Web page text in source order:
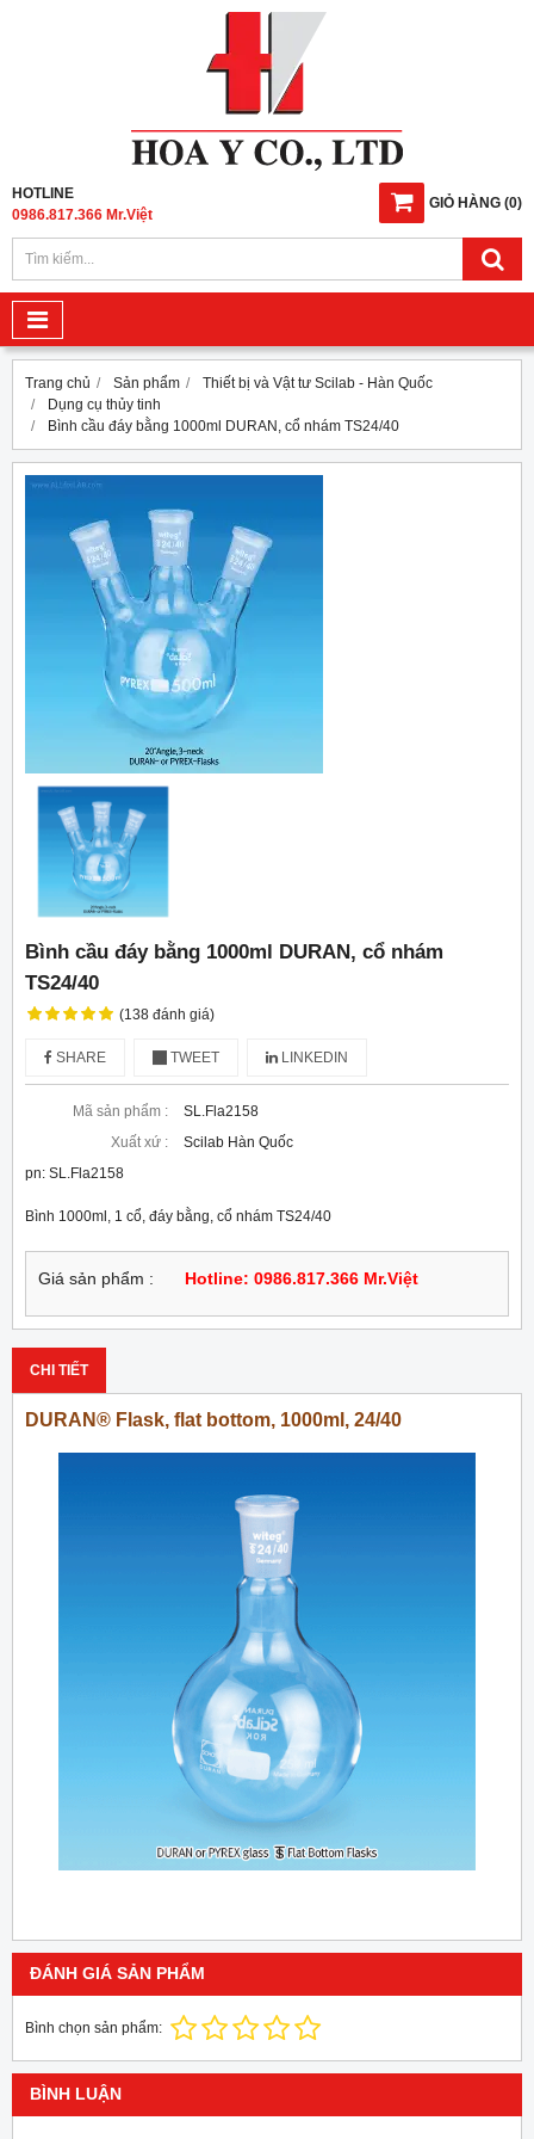
GIỎ HÀNG (0)
HOTLINE
0986.817.366 Mr.Việt
Trang chủ Sản phẩm
Thiết bị và Vật tư Scilab - Hàn Quốc
Dụng cụ thủy tinh
Bình cầu đáy bằng 1000ml DURAN, cổ nhám TS24/40
Bình cầu đáy bằng 1000ml DURAN, cổ nhám
TS24/40
(138 đánh giá)
SHARE TWEET LINKEDIN
Mã sản phẩm :
SL.Fla2158
Xuất xứ :
Scilab Hàn Quốc
pn: SL.Fla2158
Bình 1000ml, 1 cổ, đáy bằng, cổ nhám TS24/40
Giá sản phẩm : Hotline: 0986.817.366 Mr.Việt
CHI TIẾT
DURAN® Flask, flat bottom, 1000ml, 24/40
ĐÁNH GIÁ SẢN PHẨM
Bình chọn sản phẩm:
BÌNH LUẬN